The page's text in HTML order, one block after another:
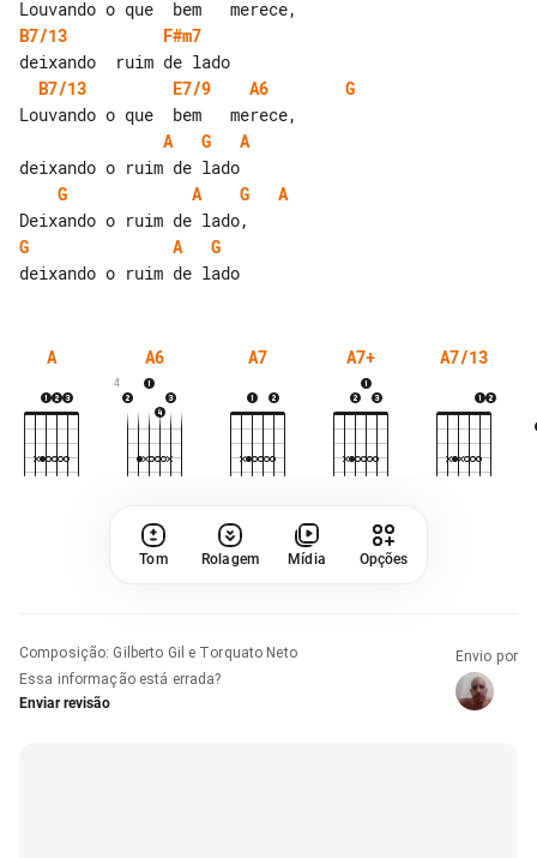
B7/13
F#m7
B7/13
E7/9 A6
G
A
G
A
G
A G
A
G
A
G
A A6
4
A7 A7+ A7/13
Tom Rolagem Mídia Opções
Composição: Gilberto Gil e Torquato Neto
Essa informação está errada?
Enviar revisão
Envio por